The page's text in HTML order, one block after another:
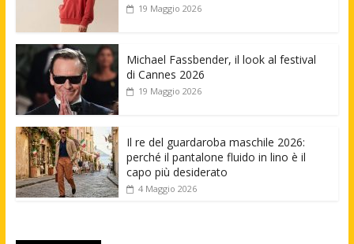
19 Maggio 2026
Michael Fassbender, il look al festival
di Cannes 2026
19 Maggio 2026
Il re del guardaroba maschile 2026:
perché il pantalone fluido in lino è il
capo più desiderato
4 Maggio 2026